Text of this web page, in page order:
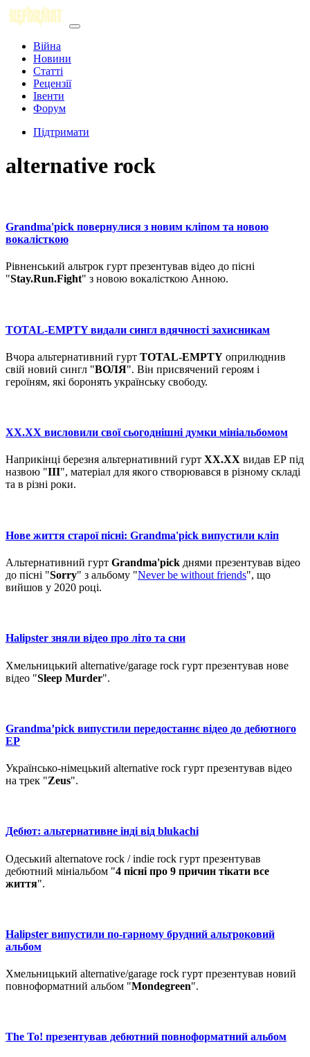
Війна
Новини
Статті
Рецензії
Івенти
Форум
Підтримати
alternative rock
Grandma'pick повернулися з новим кліпом та новою
вокалісткою
Рівненський альтрок гурт презентував відео до пісні
"Stay.Run.Fight" з новою вокалісткою Анною.
TOTAL-EMPTY видали сингл вдячності захисникам
Вчора альтернативний гурт TOTAL-EMPTY оприлюднив
свій новий сингл "ВОЛЯ". Він присвячений героям і
героїням, які боронять українську свободу.
XX.XX висловили свої сьогоднішні думки мініальбомом
Наприкінці березня альтернативний гурт XX.XX видав ЕР під
назвою "III", матеріал для якого створювався в різному складі
та в різні роки.
Нове життя старої пісні: Grandma'pick випустили кліп
Альтернативний гурт Grandma'pick днями презентував відео
до пісні "Sorry" з альбому "Never be without friends", що
вийшов у 2020 році.
Halipster зняли відео про літо та сни
Хмельницький alternative/garage rock гурт презентував нове
відео "Sleep Murder".
Grandma’pick випустили передостаннє відео до дебютного
ЕР
Українсько-німецький alternative rock гурт презентував відео
на трек "Zeus".
Дебют: альтернативне інді від blukachi
Одеський alternatove rock / indie rock гурт презентував
дебютний мініальбом "4 пісні про 9 причин тікати все
життя".
Halipster випустили по-гарному брудний альтроковий
альбом
Хмельницький alternative/garage rock гурт презентував новий
повноформатний альбом "Mondegreen".
The To! презентував дебютний повноформатний альбом